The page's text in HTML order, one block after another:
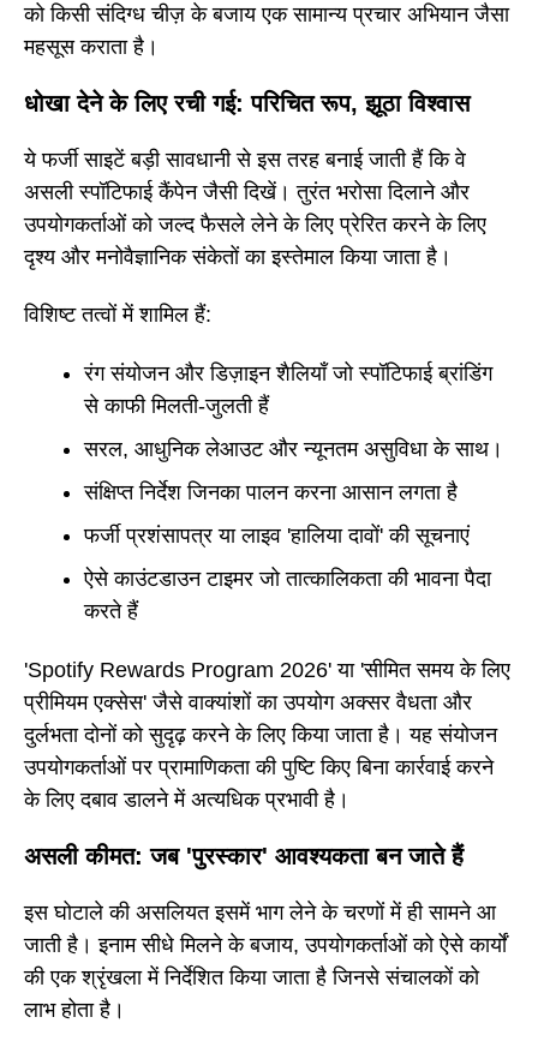
को किसी संदिग्ध चीज़ के बजाय एक सामान्य प्रचार अभियान जैसा
महसूस कराता है।
धोखा देने के लिए रची गई: परिचित रूप, झूठा विश्वास
ये फर्जी साइटें बड़ी सावधानी से इस तरह बनाई जाती हैं कि वे
असली स्पॉटिफाई कैंपेन जैसी दिखें। तुरंत भरोसा दिलाने और
उपयोगकर्ताओं को जल्द फैसले लेने के लिए प्रेरित करने के लिए
दृश्य और मनोवैज्ञानिक संकेतों का इस्तेमाल किया जाता है।
विशिष्ट तत्वों में शामिल हैं:
रंग संयोजन और डिज़ाइन शैलियाँ जो स्पॉटिफाई ब्रांडिंग
से काफी मिलती-जुलती हैं
सरल, आधुनिक लेआउट और न्यूनतम असुविधा के साथ।
संक्षिप्त निर्देश जिनका पालन करना आसान लगता है
फर्जी प्रशंसापत्र या लाइव 'हालिया दावों' की सूचनाएं
ऐसे काउंटडाउन टाइमर जो तात्कालिकता की भावना पैदा
करते हैं
'Spotify Rewards Program 2026' या 'सीमित समय के लिए
प्रीमियम एक्सेस' जैसे वाक्यांशों का उपयोग अक्सर वैधता और
दुर्लभता दोनों को सुदृढ़ करने के लिए किया जाता है। यह संयोजन
उपयोगकर्ताओं पर प्रामाणिकता की पुष्टि किए बिना कार्रवाई करने
के लिए दबाव डालने में अत्यधिक प्रभावी है।
असली कीमत: जब 'पुरस्कार' आवश्यकता बन जाते हैं
इस घोटाले की असलियत इसमें भाग लेने के चरणों में ही सामने आ
जाती है। इनाम सीधे मिलने के बजाय, उपयोगकर्ताओं को ऐसे कार्यों
की एक श्रृंखला में निर्देशित किया जाता है जिनसे संचालकों को
लाभ होता है।